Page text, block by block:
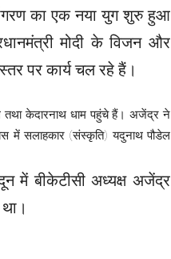
का एक नया युग शुरु हुआ
मोदी के विजन और
पर कार्य चल रहे हैं।
तथा केदारनाथ धाम पहुंचे हैं। अजेंद्र ने
में सलाहकार (संस्कृति) यदुनाथ पौडेल
में बीकेटीसी अध्यक्ष अजेंद्र